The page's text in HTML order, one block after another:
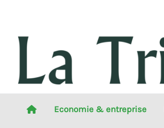
Economie & entreprise